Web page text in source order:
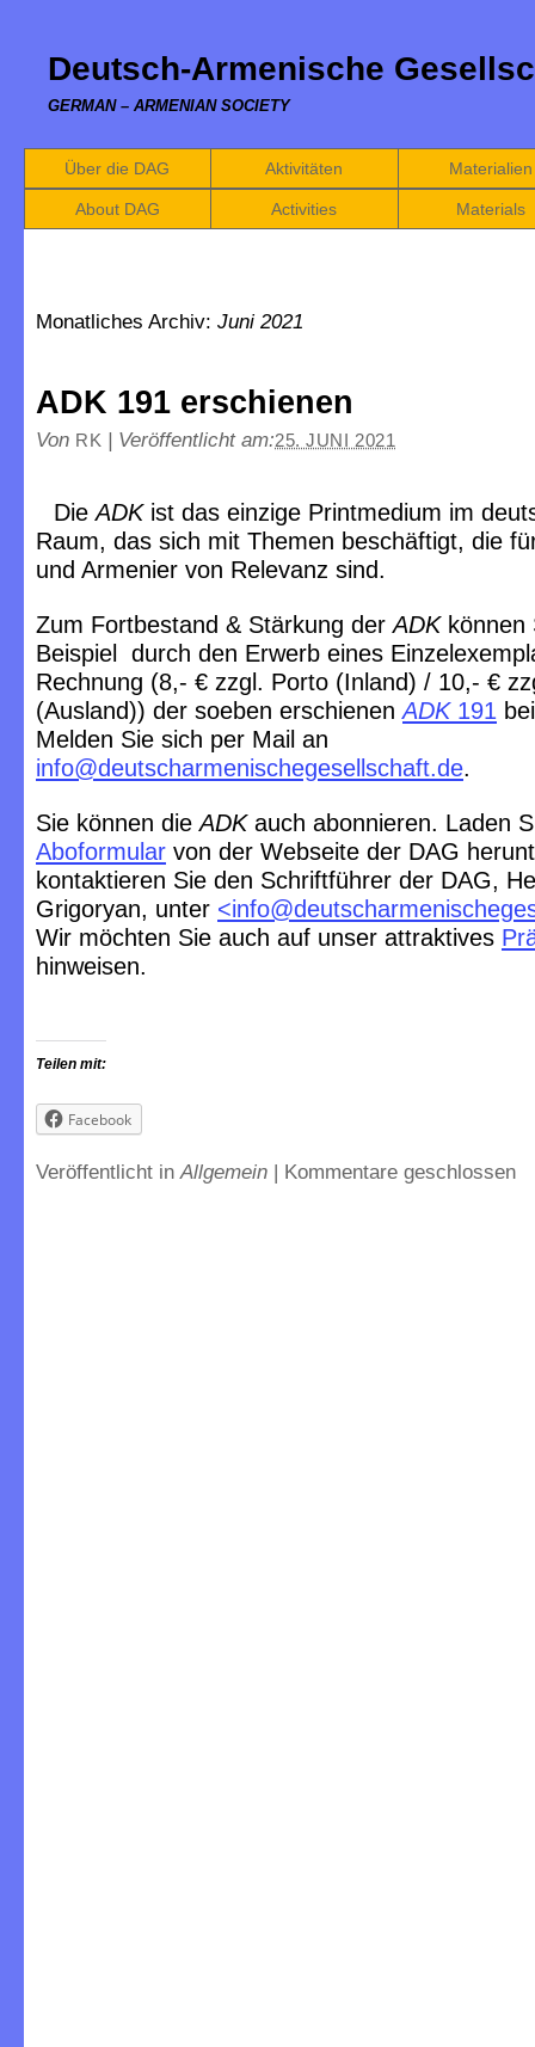
Deutsch-Armenische
GERMAN – ARMENIAN SOCIETY
Über die DAG Aktivitäten Materialien
About DAG Activities Materials
Monatliches Archiv: Juni 2021
ADK 191 erschienen
Von RK | Veröffentlicht am:25. JUNI 2021
DieADKist das einzige Printmedium im
Raum, das sich mit Themen beschäftigt, die
und Armenier von Relevanz sind.
Zum Fortbestand & Stärkung derADKkönnen
Beispiel durch den Erwerb eines
Rechnung (8,- € zzgl. Porto (Inland) / 10,- €
(Ausland)) der soeben erschienenADK191
Melden Sie sich per Mail an
info@deutscharmenischegesellschaft.de.
Sie können dieADKauch abonnieren. Laden
Aboformular von der Webseite der DAG
kontaktieren Sie den Schriftführer der DAG,
Grigoryan, unter <
Wir möchten Sie auch auf unser attraktives
hinweisen.
Teilen mit:
Facebook
Veröffentlicht inAllgemein | Kommentare geschlossen